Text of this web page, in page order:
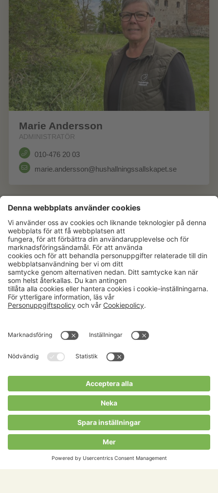
Marie Andersson
ADMINISTRATÖR
010-476 20 03
marie.andersson@hushallningssallskapet.se
Karriär
Kalender
Verksamheter
Om Hushållningssällskapet
Hushållningssällskapens
Tjänster
Välkommen till Portalen!
Cookies m.m.
Cookies
Allmänna villkor